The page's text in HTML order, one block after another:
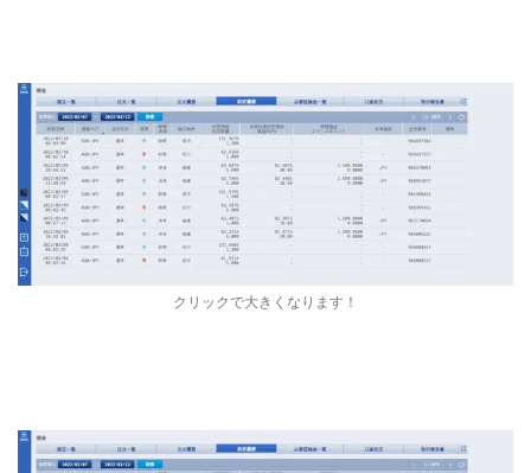
クリックで大きくなります！